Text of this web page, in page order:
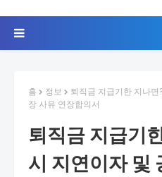
홈 정보
퇴직금 지급기한 지나
장 사유 연장합의서
퇴직금 지급기
시 지연이자 및